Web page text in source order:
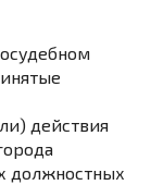
действия
должностных